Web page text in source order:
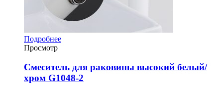
Подробнее
Просмотр
Смеситель для раковины высокий белый/
хром G1048-2